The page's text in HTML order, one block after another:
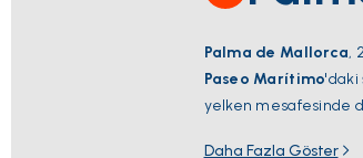
Palma de Mallorca,
Paseo Marítimo'daki
yelken mesafesinde
Daha Fazla Göster